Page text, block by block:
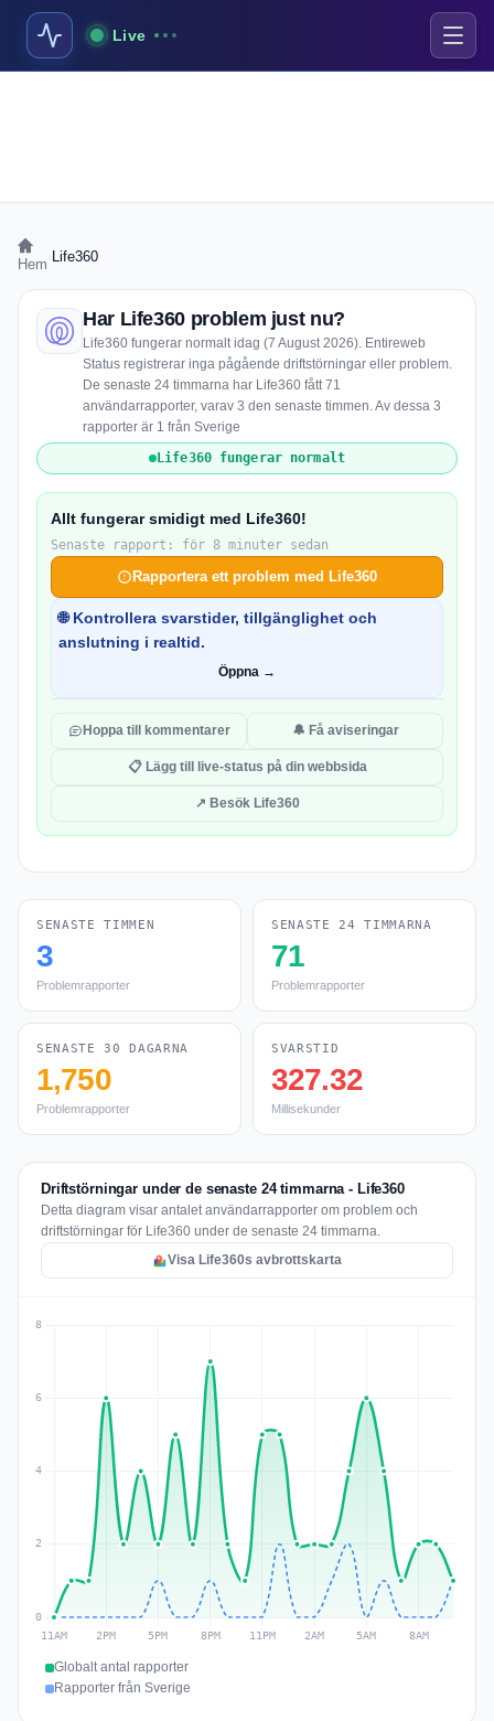
Live
Hem Life360
Har Life360 problem just nu?
Life360 fungerar normalt idag (7 August 2026). Entireweb
Status registrerar inga pågående driftstörningar eller problem.
De senaste 24 timmarna har Life360 fått 71
användarrapporter, varav 3 den senaste timmen. Av dessa 3
rapporter är 1 från Sverige
Life360 fungerar normalt
Allt fungerar smidigt med Life360!
Senaste rapport: för 8 minuter sedan
Rapportera ett problem med Life360
🌐 Kontrollera svarstider, tillgänglighet och
anslutning i realtid.
Öppna →
Hoppa till kommentarer 🔔 Få aviseringar
📋 Lägg till live-status på din webbsida
↗ Besök Life360
SENASTE TIMMEN
3
Problemrapporter
SENASTE 24 TIMMARNA
71
Problemrapporter
SENASTE 30 DAGARNA
1,750
Problemrapporter
SVARSTID
327.32
Millisekunder
Driftstörningar under de senaste 24 timmarna - Life360
Detta diagram visar antalet användarrapporter om problem och
driftstörningar för Life360 under de senaste 24 timmarna.
Visa Life360s avbrottskarta
Globalt antal rapporter
Rapporter från Sverige